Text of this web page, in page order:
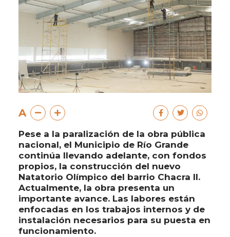
A
Pese a la paralización de la obra pública
nacional, el Municipio de Río Grande
continúa llevando adelante, con fondos
propios, la construcción del nuevo
Natatorio Olímpico del barrio Chacra II.
Actualmente, la obra presenta un
importante avance. Las labores están
enfocadas en los trabajos internos y de
instalación necesarios para su puesta en
funcionamiento.